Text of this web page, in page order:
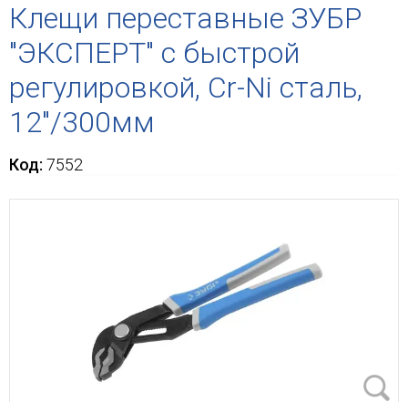
Клещи переставные ЗУБР
"ЭКСПЕРТ" с быстрой
регулировкой, Cr-Ni сталь,
12"/300мм
Код: 7552